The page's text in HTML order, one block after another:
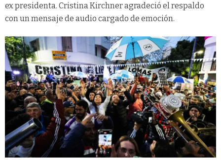
ex presidenta. Cristina Kirchner agradeció el respaldo
con un mensaje de audio cargado de emoción.